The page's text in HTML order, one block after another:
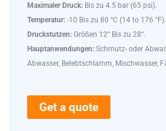
Maximaler Druck: Bis zu 4.5 bar (65 psi).
Temperatur: -10 Bis zu 80 °C (14 to 176 °F).
Druckstutzen: Größen 12“ Bis zu 28“.
Hauptanwendungen: Schmutz- oder
Abwasser, Belebtschlamm, Mischwasser,
Get a quote